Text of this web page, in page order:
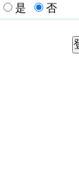
是 否